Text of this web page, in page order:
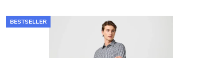
BESTSELLER